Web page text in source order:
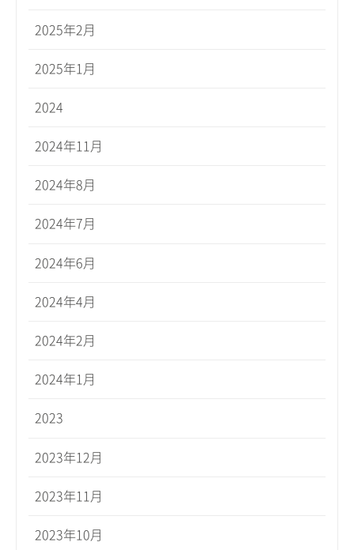
2025年2月
2025年1月
2024
2024年11月
2024年8月
2024年7月
2024年6月
2024年4月
2024年2月
2024年1月
2023
2023年12月
2023年11月
2023年10月